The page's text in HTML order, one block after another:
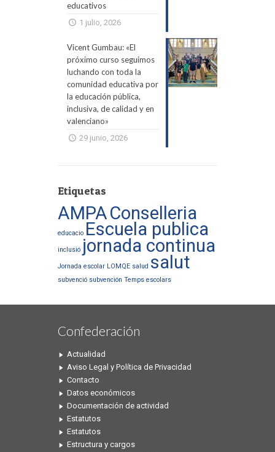
educativos
1 julio, 2026
Vicent Gumbau: «El
próximo curso seguimos
luchando con toda la
comunidad educativa por
la educación pública,
inclusiva, de calidad y en
valenciano»
29 junio, 2026
Etiquetas
AMPAConselleria
educacio Escuela publica
inclusió jornada continua
Jornada escolar LOMQE salud salut
subvenció subvención Temps escolars
Confederación
Actualidad
Aviso Legal y Política de Privacidad
Contacto
Datos económicos
Documentación de actividad
Estatutos
Estatutos
Estructura y cargos